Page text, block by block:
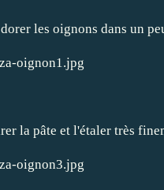
les oignons dans un
la pâte et l'étaler très